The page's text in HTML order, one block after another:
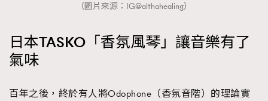
（圖片來源：IG@althahealing）
日本TASKO「香氛風琴」讓音樂有了
氣味
百年之後，終於有人將Odophone（香氛音階）的理論實